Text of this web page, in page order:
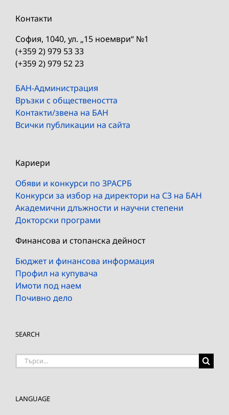
Контакти
София, 1040, ул. „15 ноември“ №1
(+359 2) 979 53 33
(+359 2) 979 52 23
БАН-Администрация
Връзки с обществеността
Контакти/звена на БАН
Всички публикации на сайта
Кариери
Обяви и конкурси по ЗРАСРБ
Конкурси за избор на директори на СЗ на БАН
Академични длъжности и научни степени
Докторски програми
Финансова и стопанска дейност
Бюджет и финансова информация
Профил на купувача
Имоти под наем
Почивно дело
SEARCH
Търсене
LANGUAGE